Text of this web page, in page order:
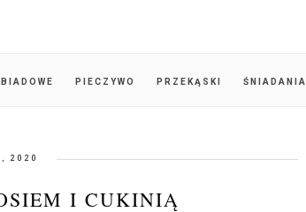
PIECZYWO PRZEKĄSKI ŚNIADANIA
2020
I CUKINIĄ